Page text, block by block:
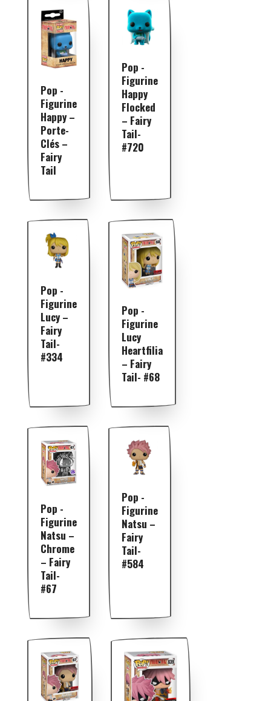
Pop -
Figurine
Happy –
Porte-
Clés –
Fairy
Tail
Pop -
Figurine
Happy
Flocked
– Fairy
Tail-
#720
Pop -
Figurine
Lucy –
Fairy
Tail-
#334
Pop -
Figurine
Lucy
Heartfilia
– Fairy
Tail- #68
Pop -
Figurine
Natsu –
Chrome
– Fairy
Tail-
#67
Pop -
Figurine
Natsu –
Fairy
Tail-
#584